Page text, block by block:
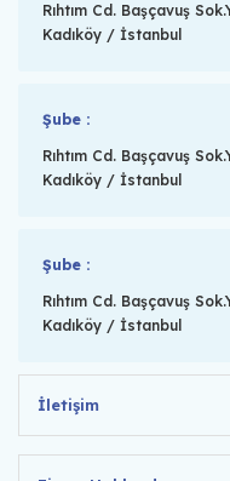
Rıhtım Cd. Başçavuş
Kadıköy / İstanbul
Şube :
Rıhtım Cd. Başçavuş
Kadıköy / İstanbul
Şube :
Rıhtım Cd. Başçavuş
Kadıköy / İstanbul
İletişim